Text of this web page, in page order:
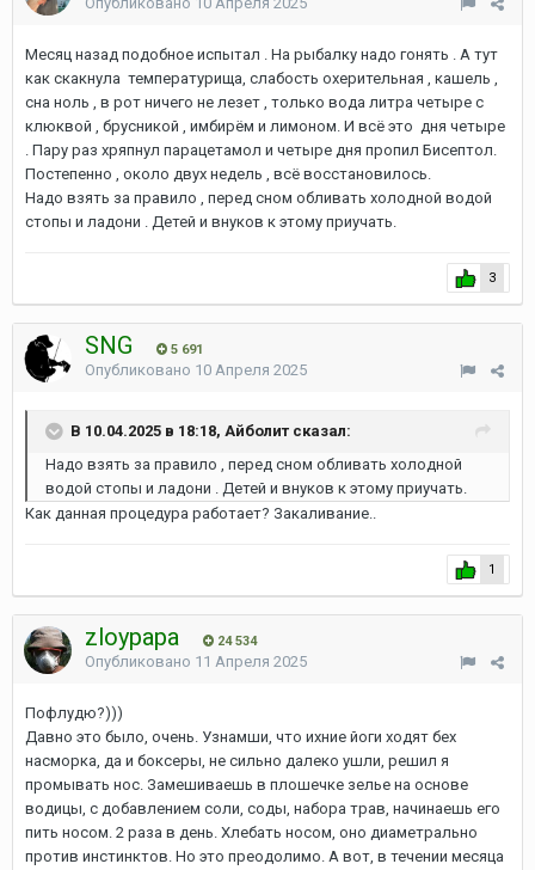
Месяц назад подобное испытал . На рыбалку надо гонять . А тут
как скакнула температурища, слабость охерительная , кашель ,
сна ноль , в рот ничего не лезет , только вода литра четыре с
клюквой , брусникой , имбирём и лимоном. И всё это дня четыре
. Пару раз хряпнул парацетамол и четыре дня пропил Бисептол.
Постепенно , около двух недель , всё восстановилось.
Надо взять за правило , перед сном обливать холодной водой
стопы и ладони . Детей и внуков к этому приучать.
3
SNG 5 691
Опубликовано 10 Апреля 2025
В 10.04.2025 в 18:18, Айболит сказал:
Надо взять за правило , перед сном обливать холодной
водой стопы и ладони . Детей и внуков к этому приучать.
Как данная процедура работает? Закаливание..
1
zloypapa 24 534
Опубликовано 11 Апреля 2025
Пофлудю?)))
Давно это было, очень. Узнамши, что ихние йоги ходят бех
насморка, да и боксеры, не сильно далеко ушли, решил я
промывать нос. Замешиваешь в плошечке зелье на основе
водицы, с добавлением соли, соды, набора трав, начинаешь его
пить носом. 2 раза в день. Хлебать носом, оно диаметрально
против инстинктов. Но это преодолимо. А вот, в течении месяца